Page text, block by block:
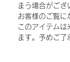
まう場合がござ
お客様のご覧に
このアイテム
ます。予めご了